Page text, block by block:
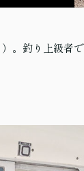
。釣り上級者